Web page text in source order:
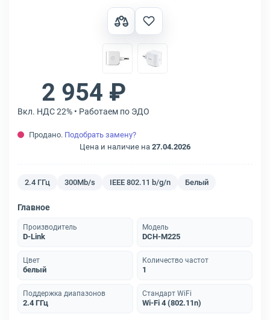
2 954 ₽
Вкл. НДС 22% • Работаем по ЭДО
Продано. Подобрать замену?
Цена и наличие на 27.04.2026
2.4 ГГц 300Mb/s IEEE 802.11 b/g/n Белый
Главное
Производитель
D-Link
Модель
DCH-M225
Цвет
белый
Количество частот
1
Поддержка диапазонов
2.4 ГГц
Стандарт WiFi
Wi-Fi 4 (802.11n)